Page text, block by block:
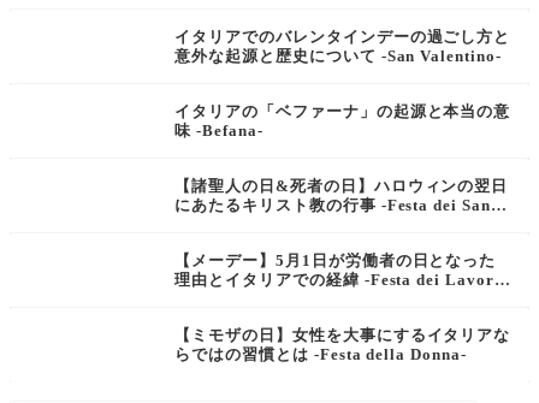
イタリアでのバレンタインデーの過ごし方と
意外な起源と歴史について -San Valentino-
イタリアの「ベファーナ」の起源と本当の意
味 -Befana-
【諸聖人の日&死者の日】ハロウィンの翌日
にあたるキリスト教の行事 -Festa dei Santi
【メーデー】5月1日が労働者の日となった
理由とイタリアでの経緯 -Festa dei Lavorat
【ミモザの日】女性を大事にするイタリアな
らではの習慣とは -Festa della Donna-